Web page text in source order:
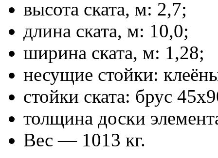
высота ската, м: 2,7;
длина ската, м: 10,0;
ширина ската, м: 1,28;
несущие стойки:
стойки ската: брус
толщина доски
Вес — 1013 кг.